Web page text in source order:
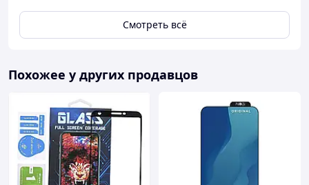
Смотреть всё
Похожее у других продавцов